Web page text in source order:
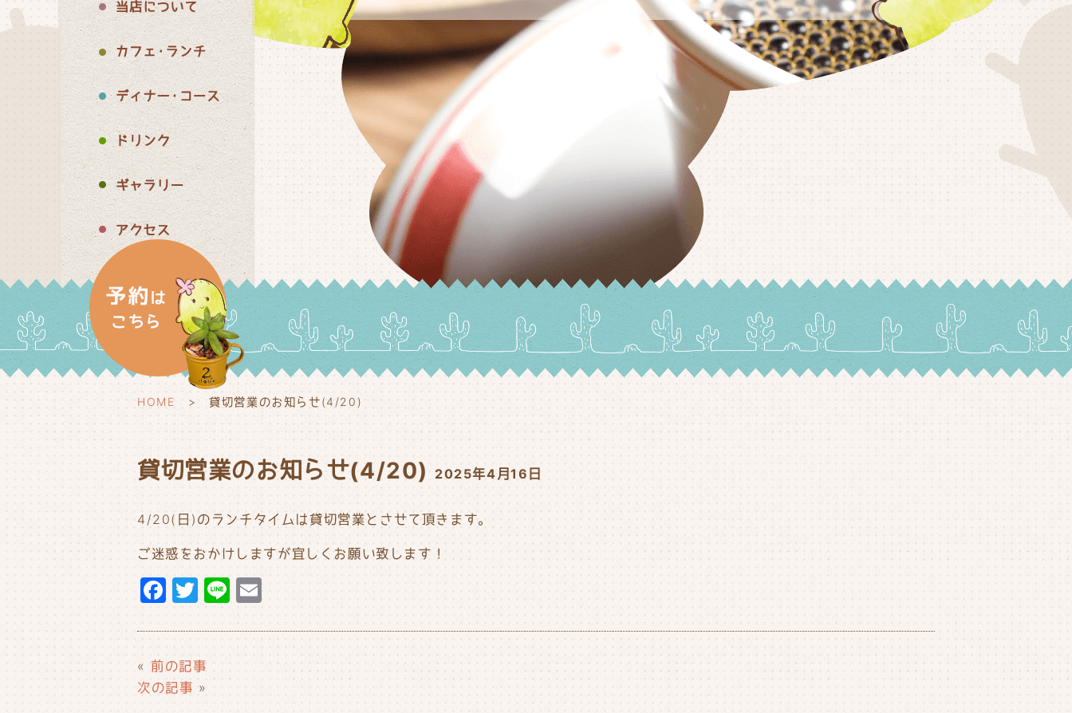
HOME 貸切営業のお知らせ(4/20)
貸切営業のお知らせ(4/20) 2025年4月16日
4/20(日)のランチタイムは貸切営業とさせて頂きます。
ご迷惑をおかけしますが宜しくお願い致します！
F
c
e
b
T
it
t
e
Li
e ai
« 前の記事
次の記事 »